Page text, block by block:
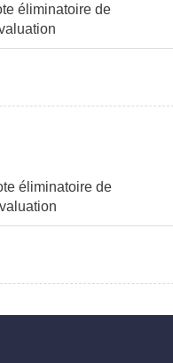
éliminatoire de
éliminatoire de